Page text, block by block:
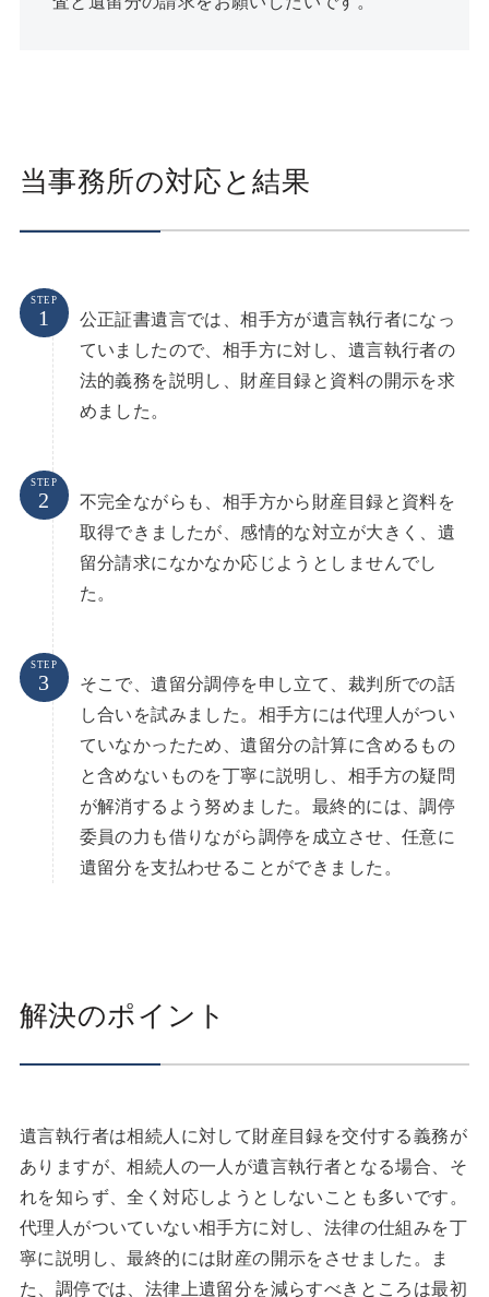
当事務所の対応と結果
STEP
公正証書遺言では、相手方が遺言執行者になっ
ていましたので、相手方に対し、遺言執行者の
法的義務を説明し、財産目録と資料の開示を求
めました。
STEP
不完全ながらも、相手方から財産目録と資料を
取得できましたが、感情的な対立が大きく、遺
留分請求になかなか応じようとしませんでし
た。
STEP
そこで、遺留分調停を申し立て、裁判所での話
し合いを試みました。相手方には代理人がつい
ていなかったため、遺留分の計算に含めるもの
と含めないものを丁寧に説明し、相手方の疑問
が解消するよう努めました。最終的には、調停
委員の力も借りながら調停を成立させ、任意に
遺留分を支払わせることができました。
解決のポイント
遺言執行者は相続人に対して財産目録を交付する義務が
ありますが、相続人の一人が遺言執行者となる場合、そ
れを知らず、全く対応しようとしないことも多いです。
代理人がついていない相手方に対し、法律の仕組みを丁
寧に説明し、最終的には財産の開示をさせました。ま
た、調停では、法律上遺留分を減らすべきところは最初